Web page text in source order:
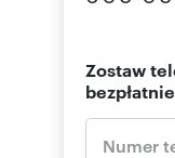
Zostaw
bezpłatnie